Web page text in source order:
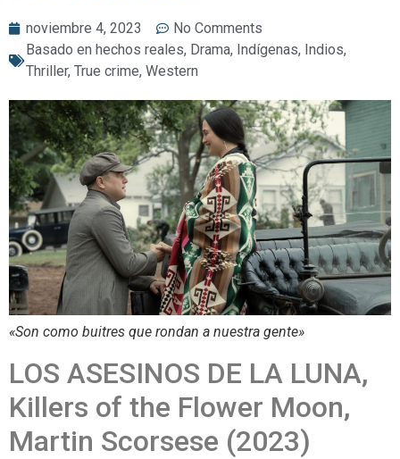
noviembre 4, 2023
No Comments
Basado en hechos reales, Drama, Indígenas, Indios,
Thriller, True crime, Western
«Son como buitres que rondan a nuestra gente»
LOS ASESINOS DE LA LUNA,
Killers of the Flower Moon,
Martin Scorsese (2023)